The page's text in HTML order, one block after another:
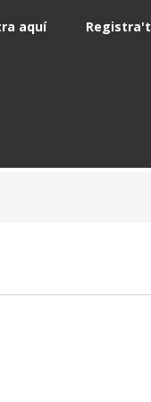
aquí Registra't